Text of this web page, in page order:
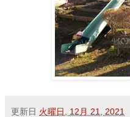
更新日 火曜日, 12月 21, 2021